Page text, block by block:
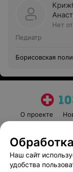
Нет
Педиатр
Борисовская
О проекте
Наш сайт
удобства